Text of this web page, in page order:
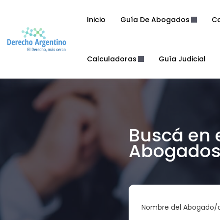
Inicio Guía De Abogados
Calculadoras Guía Judicial
Buscá en
Nombre del Abogado/